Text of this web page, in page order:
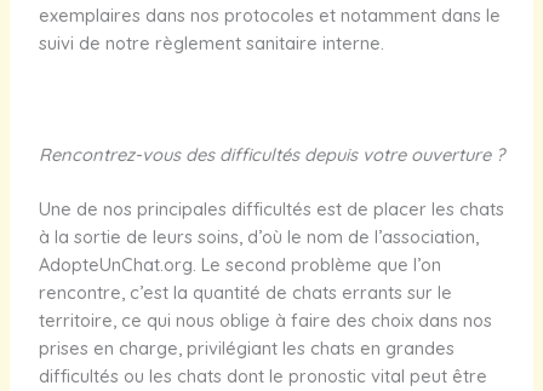
exemplaires dans nos protocoles et notamment dans le
suivi de notre règlement sanitaire interne.
Rencontrez-vous des difficultés depuis votre ouverture ?
Une de nos principales difficultés est de placer les chats
à la sortie de leurs soins, d’où le nom de l’association,
AdopteUnChat.org. Le second problème que l’on
rencontre, c’est la quantité de chats errants sur le
territoire, ce qui nous oblige à faire des choix dans nos
prises en charge, privilégiant les chats en grandes
difficultés ou les chats dont le pronostic vital peut être